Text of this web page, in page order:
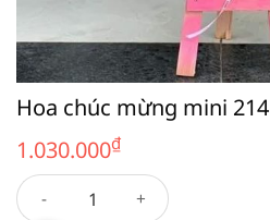
Hoa chúc mừng mini 214
1.030.000₫
Hoa chúc mừng mini 214 số lượng